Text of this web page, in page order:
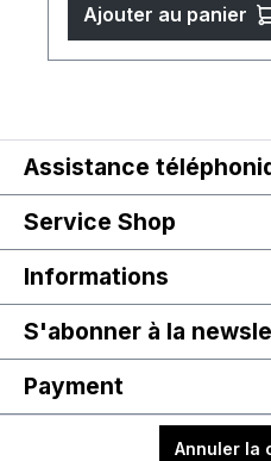
Ajouter au panier
Assistance
Service Shop
Informations
S'abonner à la
Payment
Annuler la